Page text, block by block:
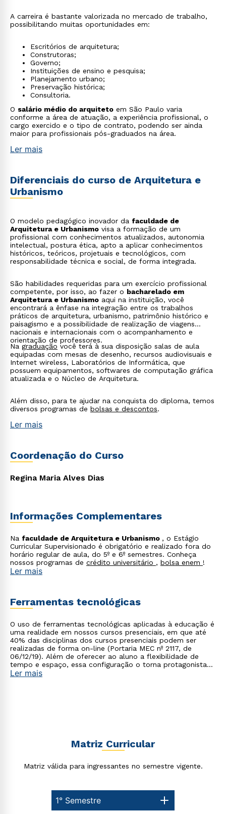
A carreira é bastante valorizada no mercado de trabalho,
possibilitando muitas oportunidades em:
Escritórios de arquitetura;
Construtoras;
Governo;
Instituições de ensino e pesquisa;
Planejamento urbano;
Preservação histórica;
Consultoria.
O salário médio do arquiteto em São Paulo varia
conforme a área de atuação, a experiência profissional, o
cargo exercido e o tipo de contrato, podendo ser ainda
maior para profissionais pós-graduados na área.
Ler mais
Diferenciais do curso de Arquitetura e
Urbanismo
O modelo pedagógico inovador da faculdade de
Arquitetura e Urbanismo visa a formação de um
profissional com conhecimentos atualizados, autonomia
intelectual, postura ética, apto a aplicar conhecimentos
históricos, teóricos, projetuais e tecnológicos, com
responsabilidade técnica e social, de forma integrada.
São habilidades requeridas para um exercício profissional
competente, por isso, ao fazer o bacharelado em
Arquitetura e Urbanismo aqui na instituição, você
encontrará a ênfase na integração entre os trabalhos
práticos de arquitetura, urbanismo, patrimônio histórico e
paisagismo e a possibilidade de realização de viagens
nacionais e internacionais com o acompanhamento e
orientação de professores.
Na graduação você terá à sua disposição salas de aula
equipadas com mesas de desenho, recursos audiovisuais e
Internet wireless, Laboratórios de Informática, que
possuem equipamentos, softwares de computação gráfica
atualizada e o Núcleo de Arquitetura.
Além disso, para te ajudar na conquista do diploma, temos
diversos programas de bolsas e descontos.
Ler mais
Coordenação do Curso
Regina Maria Alves Dias
Informações Complementares
Na faculdade de Arquitetura e Urbanismo , o Estágio
Curricular Supervisionado é obrigatório e realizado fora do
horário regular de aula, do 5º e 6º semestres. Conheça
nossos programas de crédito universitário , bolsa enem !
Ler mais
Ferramentas tecnológicas
O uso de ferramentas tecnológicas aplicadas à educação é
uma realidade em nossos cursos presenciais, em que até
40% das disciplinas dos cursos presenciais podem ser
realizadas de forma on-line (Portaria MEC nº 2117, de
06/12/19). Além de oferecer ao aluno a flexibilidade de
tempo e espaço, essa configuração o torna protagonista
no processo de construção do seu conhecimento.
Ler mais
Matriz Curricular
Matriz válida para ingressantes no semestre vigente.
1° Semestre